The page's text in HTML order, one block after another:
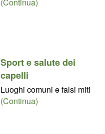
Sport e salute dei
capelli
Luoghi comuni e falsi miti
(Continua)